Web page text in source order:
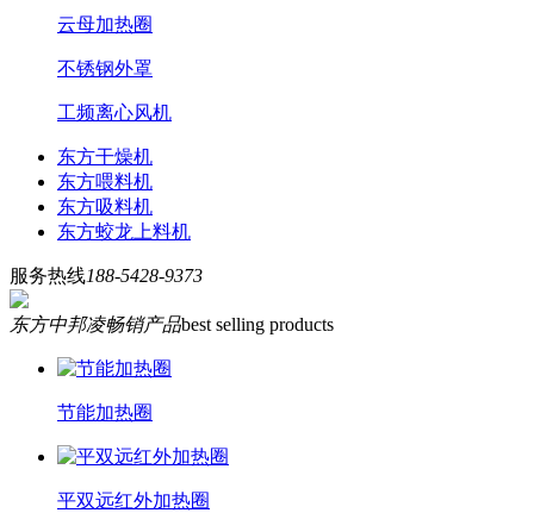
云母加热圈
不锈钢外罩
工频离心风机
东方干燥机
东方喂料机
东方吸料机
东方蛟龙上料机
服务热线188-5428-9373
东方中邦凌畅销产品best selling products
节能加热圈
平双远红外加热圈